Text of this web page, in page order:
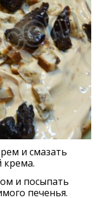
и смазать
крема.
и посыпать
печенья.